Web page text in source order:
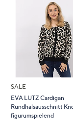
diese
anzuzeigen.
SALE
EVA LUTZ Cardigan
Rundhalsausschnitt
figurumspielend